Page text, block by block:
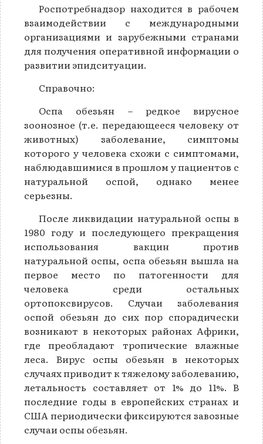
Роспотребнадзор находится в рабочем
взаимодействии с международными
организациями и зарубежными странами
для получения оперативной информации о
развитии эпидситуации.
Справочно:
Оспа обезьян – редкое вирусное
зоонозное (т.е. передающееся человеку от
животных) заболевание, симптомы
которого у человека схожи с симптомами,
наблюдавшимися в прошлом у пациентов с
натуральной оспой, однако менее
серьезны.
После ликвидации натуральной оспы в
1980 году и последующего прекращения
использования вакцин против
натуральной оспы, оспа обезьян вышла на
первое место по патогенности для
человека среди остальных
ортопоксвирусов. Случаи заболевания
оспой обезьян до сих пор спорадически
возникают в некоторых районах Африки,
где преобладают тропические влажные
леса. Вирус оспы обезьян в некоторых
случаях приводит к тяжелому заболеванию,
летальность составляет от 1% до 11%. В
последние годы в европейских странах и
США периодически фиксируются завозные
случаи оспы обезьян.